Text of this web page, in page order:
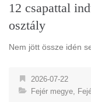
12 csapattal
osztály
Nem jött össze idén
2026-07-22
Fejér megye,